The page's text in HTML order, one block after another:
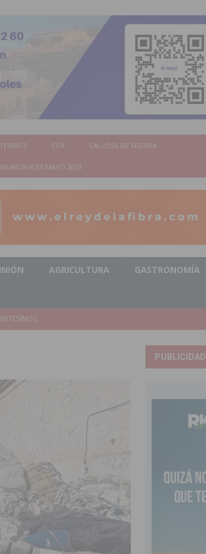
COX CALLOSA DE SEGURA
MAYO 2023
AGRICULTURA GASTRONOMÍA
Colinas
mediante la
PUBLICIDAD